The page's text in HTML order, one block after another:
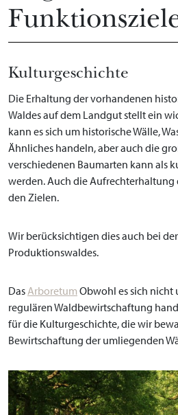
Kulturgeschichte
Die Erhaltung der vorhandenen
Waldes auf dem Landgut stellt ein
kann es sich um historische Wälle,
Ähnliches handeln, aber auch die
verschiedenen Baumarten kann als
werden. Auch die Aufrechterhaltung
den Zielen.
Wir berücksichtigen dies auch bei
Produktionswaldes.
DasArboretum Obwohl es sich nicht
regulären Waldbewirtschaftung
für die Kulturgeschichte, die wir
Bewirtschaftung der umliegenden